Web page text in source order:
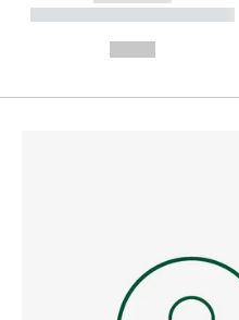
----------- ----------- --------